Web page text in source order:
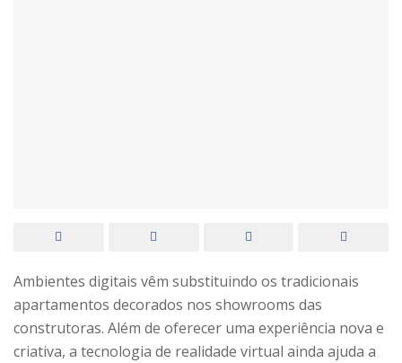
Ambientes digitais vêm substituindo os tradicionais
apartamentos decorados nos showrooms das
construtoras. Além de oferecer uma experiência nova e
criativa, a tecnologia de realidade virtual ainda ajuda a